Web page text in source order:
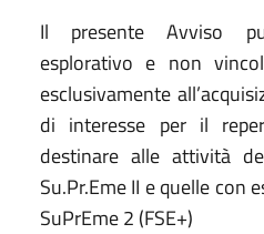
Il presente Avviso
esplorativo e non
esclusivamente
di interesse per il
destinare alle attività
Su.Pr.Eme II e quelle con
SuPrEme 2 (FSE+)